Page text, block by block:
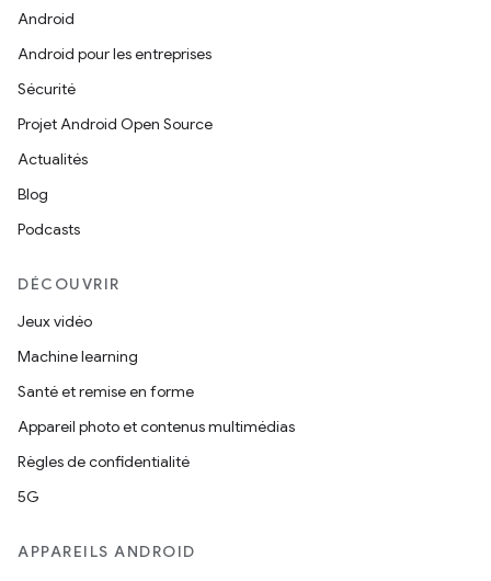
Android
Android pour les entreprises
Sécurité
Projet Android Open Source
Actualités
Blog
Podcasts
DÉCOUVRIR
Jeux vidéo
Machine learning
Santé et remise en forme
Appareil photo et contenus multimédias
Règles de confidentialité
5G
APPAREILS ANDROID